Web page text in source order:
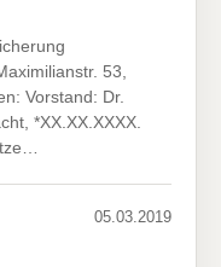
53,
Vorstand: Dr.
*XX.XX.XXXX.
05.03.2019